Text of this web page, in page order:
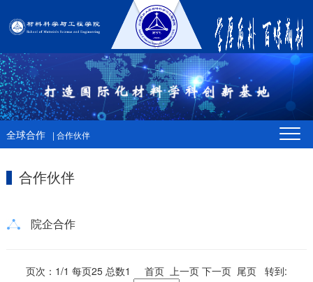
全球合作 | 合作伙伴
合作伙伴
院企合作
页次：1/1 每页25 总数1 首页 上一页 下一页 尾页 转到: